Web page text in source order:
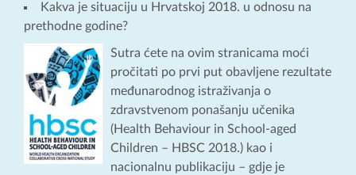
Kakva je situaciju u Hrvatskoj 2018. u odnosu na
prethodne godine?
Sutra ćete na ovim stranicama moći
pročitati po prvi put obavljene rezultate
međunarodnog istraživanja o
zdravstvenom ponašanju učenika
(Health Behaviour in School-aged
Children – HBSC 2018.) kao i
nacionalnu publikaciju – gdje je